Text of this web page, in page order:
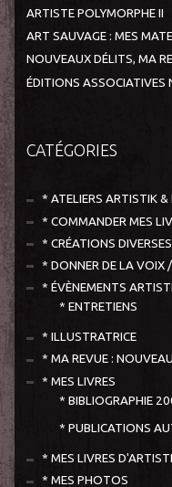
ARTISTE POLYMORPHE II
ART SAUVAGE : MES
NOUVEAUX DÉLITS, MA
ÉDITIONS ASSOCIATIVES
CATÉGORIES
* ATELIERS ARTISTIK &
* COMMANDER MES
* CRÉATIONS DIVERSES
* DONNER DE LA
* ÉVÈNEMENTS
* ENTRETIENS
* ILLUSTRATRICE
* MA REVUE :
* MES LIVRES
* BIBLIOGRAPHIE
* PUBLICATIONS
* MES LIVRES
* MES PHOTOS